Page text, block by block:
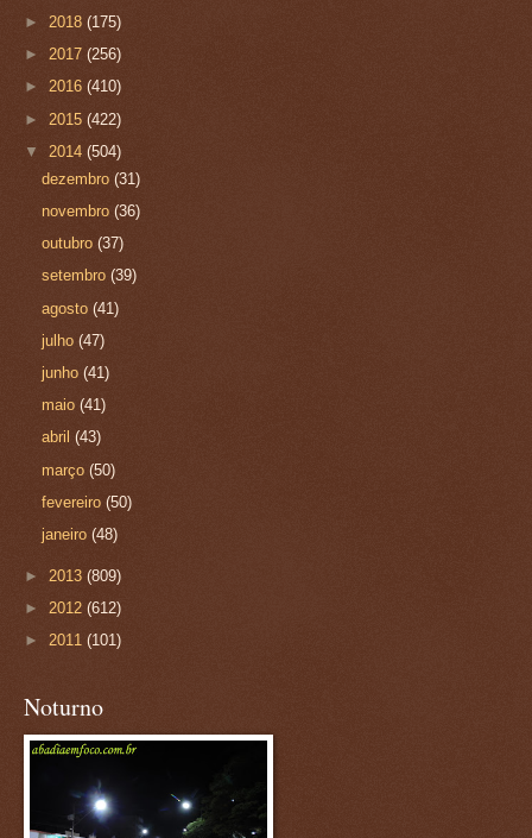
► 2018 (175)
► 2017 (256)
► 2016 (410)
► 2015 (422)
▼ 2014 (504)
dezembro(31)
novembro(36)
outubro(37)
setembro(39)
agosto(41)
julho(47)
junho(41)
maio(41)
abril(43)
março(50)
fevereiro(50)
janeiro(48)
► 2013 (809)
► 2012 (612)
► 2011 (101)
Noturno